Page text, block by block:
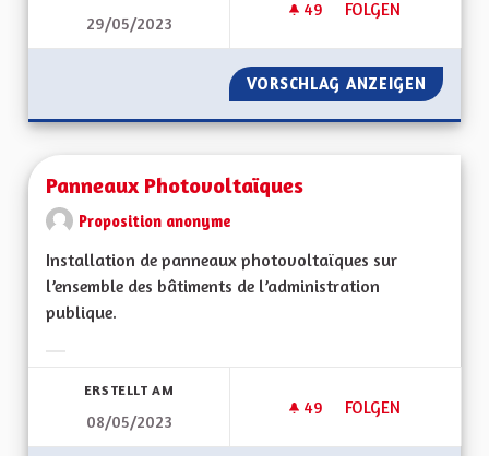
29/05/2023
49 49 FOLLOWER
FOLGEN
SUBVENTION
VORSCHLAG ANZEIGEN
Panneaux Photovoltaïques
Proposition anonyme
Installation de panneaux photovoltaïques sur
l’ensemble des bâtiments de l’administration
publique.
ERSTELLT AM
08/05/2023
49 49 FOLLOWER
FOLGEN
PANNEAUX